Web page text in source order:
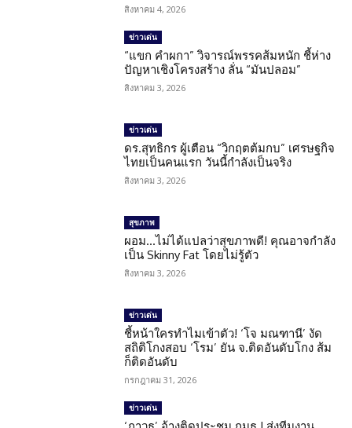
สิงหาคม 4, 2026
ข่าวเด่น
“แขก คำผกา” วิจารณ์พรรคส้มหนัก ชี้ห่าง
ปัญหาเชิงโครงสร้าง ลั่น “มันปลอม”
สิงหาคม 3, 2026
ข่าวเด่น
ดร.สุทธิกร ผู้เตือน “วิกฤตต้มกบ” เศรษฐกิจ
ไทยเป็นคนแรก วันนี้กำลังเป็นจริง
สิงหาคม 3, 2026
สุขภาพ
ผอม…ไม่ได้แปลว่าสุขภาพดี! คุณอาจกำลัง
เป็น Skinny Fat โดยไม่รู้ตัว
สิงหาคม 3, 2026
ข่าวเด่น
ชี้หน้าใครทำไมเข้าตัว! ‘โจ มณฑานี’ งัด
สถิติโกงสอบ ‘โรม’ ยัน จ.ติดอันดับโกง ส้ม
ก็ติดอันดับ
กรกฎาคม 31, 2026
ข่าวเด่น